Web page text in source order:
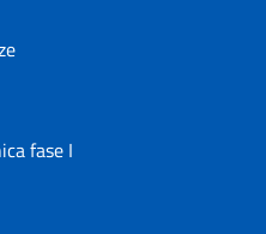
fase I